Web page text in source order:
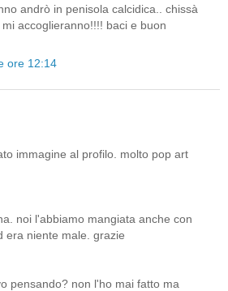
andrò in penisola calcidica.. chissà
accoglieranno!!!! baci e buon
ore 12:14
immagine al profilo. molto pop art
noi l'abbiamo mangiata anche con
era niente male. grazie
pensando? non l'ho mai fatto ma